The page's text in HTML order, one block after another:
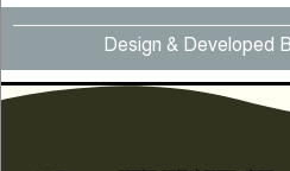
৬
Design & Developed